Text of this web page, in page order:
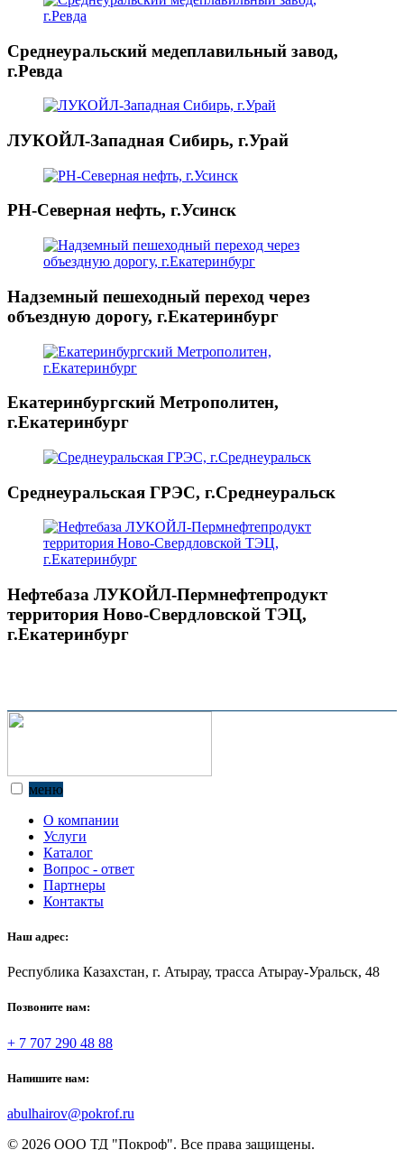
Среднеуральский медеплавильный завод,
г.Ревда
ЛУКОЙЛ-Западная Сибирь, г.Урай
РН-Северная нефть, г.Усинск
Надземный пешеходный переход через
объездную дорогу, г.Екатеринбург
Екатеринбургский Метрополитен,
г.Екатеринбург
Среднеуральская ГРЭС, г.Среднеуральск
Нефтебаза ЛУКОЙЛ-Пермнефтепродукт
территория Ново-Свердловской ТЭЦ,
г.Екатеринбург
меню
О компании
Услуги
Каталог
Вопрос - ответ
Партнеры
Контакты
Наш адрес:
Республика Казахстан, г. Атырау, трасса Атырау-Уральск, 48
Позвоните нам:
+ 7 707 290 48 88
Напишите нам:
abulhairov@pokrof.ru
© 2026 ООО ТД "Покроф". Все права защищены.